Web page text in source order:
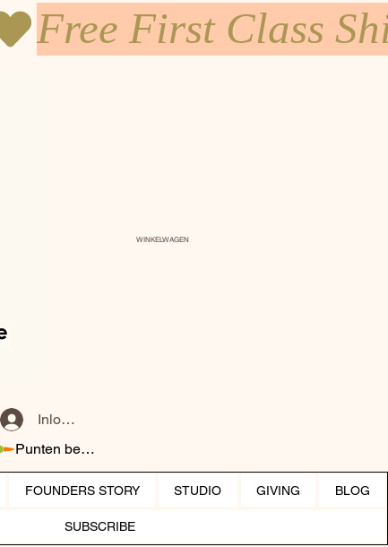
Inloggen
Punten bekijken
WINKELWAGEN
FOUNDERS STORY STUDIO GIVING BLOG
SUBSCRIBE